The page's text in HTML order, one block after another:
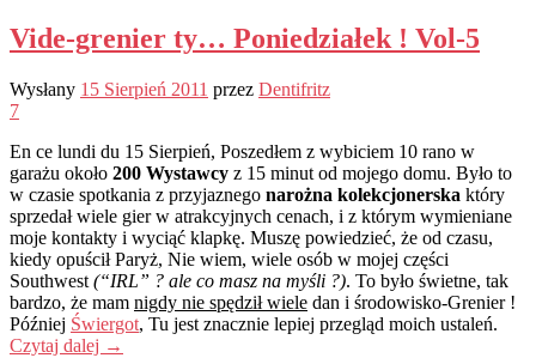
Vide-grenier ty… Poniedziałek ! Vol-5
Wysłany 15 Sierpień 2011 przez Dentifritz
7
En ce lundi du 15 Sierpień, Poszedłem z wybiciem 10 rano w
garażu około 200 Wystawcy z 15 minut od mojego domu. Było to
w czasie spotkania z przyjaznego narożna kolekcjonerska który
sprzedał wiele gier w atrakcyjnych cenach, i z którym wymieniane
moje kontakty i wyciąć klapkę. Muszę powiedzieć, że od czasu,
kiedy opuścił Paryż, Nie wiem, wiele osób w mojej części
Southwest (“IRL” ? ale co masz na myśli ?). To było świetne, tak
bardzo, że mam nigdy nie spędził wiele dan i środowisko-Grenier !
Później Świergot, Tu jest znacznie lepiej przegląd moich ustaleń.
Czytaj dalej →